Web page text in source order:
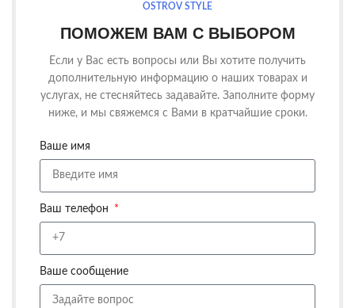
OSTROV STYLE
ПОМОЖЕМ ВАМ С ВЫБОРОМ
Если у Вас есть вопросы или Вы хотите получить
дополнительную информацию о наших товарах и
услугах, не стесняйтесь задавайте. Заполните форму
ниже, и мы свяжемся с Вами в кратчайшие сроки.
Ваше имя
Ваш телефон
Ваше сообщение